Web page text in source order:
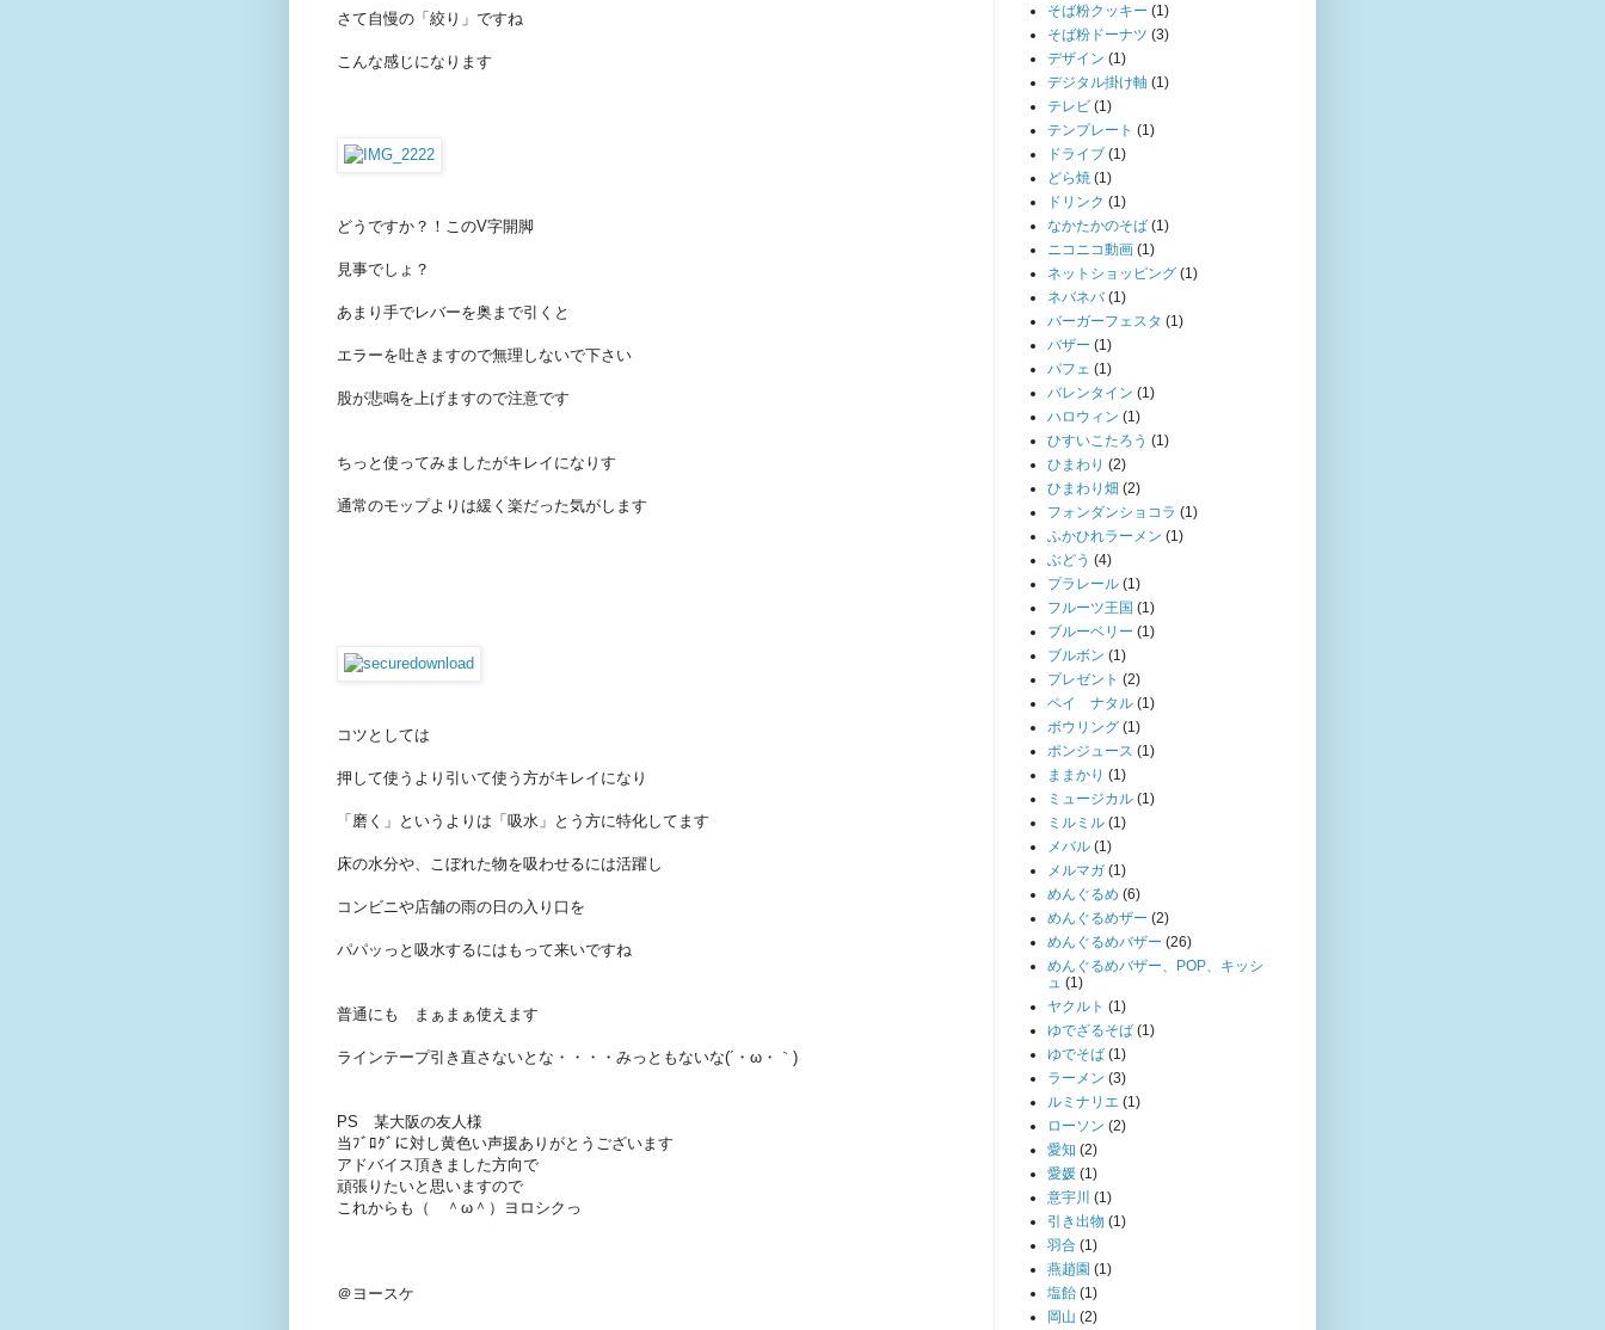
さて自慢の「絞り」ですね
こんな感じになります
どうですか？！このV字開脚
見事でしょ？
あまり手でレバーを奥まで引くと
エラーを吐きますので無理しないで下さい
股が悲鳴を上げますので注意です
ちっと使ってみましたがキレイになりす
通常のモップよりは緩く楽だった気がします
コツとしては
押して使うより引いて使う方がキレイになり
「磨く」というよりは「吸水」とう方に特化してます
床の水分や、こぼれた物を吸わせるには活躍し
コンビニや店舗の雨の日の入り口を
パパッっと吸水するにはもって来いですね
普通にも まぁまぁ使えます
ラインテープ引き直さないとな・・・・みっともないな(´・ω・｀)
PS 某大阪の友人様
当ﾌﾞﾛｸﾞに対し黄色い声援ありがとうございます
アドバイス頂きました方向で
頑張りたいと思いますので
これからも（ ＾ω＾）ヨロシクっ
＠ヨースケ
そば粉クッキー (1)
そば粉ドーナツ (3)
デザイン (1)
デジタル掛け軸 (1)
テレビ (1)
テンプレート (1)
ドライブ (1)
どら焼 (1)
ドリンク (1)
なかたかのそば (1)
ニコニコ動画 (1)
ネットショッピング (1)
ネバネバ (1)
バーガーフェスタ (1)
バザー (1)
パフェ (1)
バレンタイン (1)
ハロウィン (1)
ひすいこたろう (1)
ひまわり (2)
ひまわり畑 (2)
フォンダンショコラ (1)
ふかひれラーメン (1)
ぶどう (4)
プラレール (1)
フルーツ王国 (1)
ブルーベリー (1)
ブルボン (1)
プレゼント (2)
ペイ ナタル (1)
ボウリング (1)
ポンジュース (1)
ままかり (1)
ミュージカル (1)
ミルミル (1)
メバル (1)
メルマガ (1)
めんぐるめ (6)
めんぐるめザー (2)
めんぐるめバザー (26)
めんぐるめバザー、POP、キッシ
ュ (1)
ヤクルト (1)
ゆでざるそば (1)
ゆでそば (1)
ラーメン (3)
ルミナリエ (1)
ローソン (2)
愛知 (2)
愛媛 (1)
意宇川 (1)
引き出物 (1)
羽合 (1)
燕趙園 (1)
塩飴 (1)
岡山 (2)